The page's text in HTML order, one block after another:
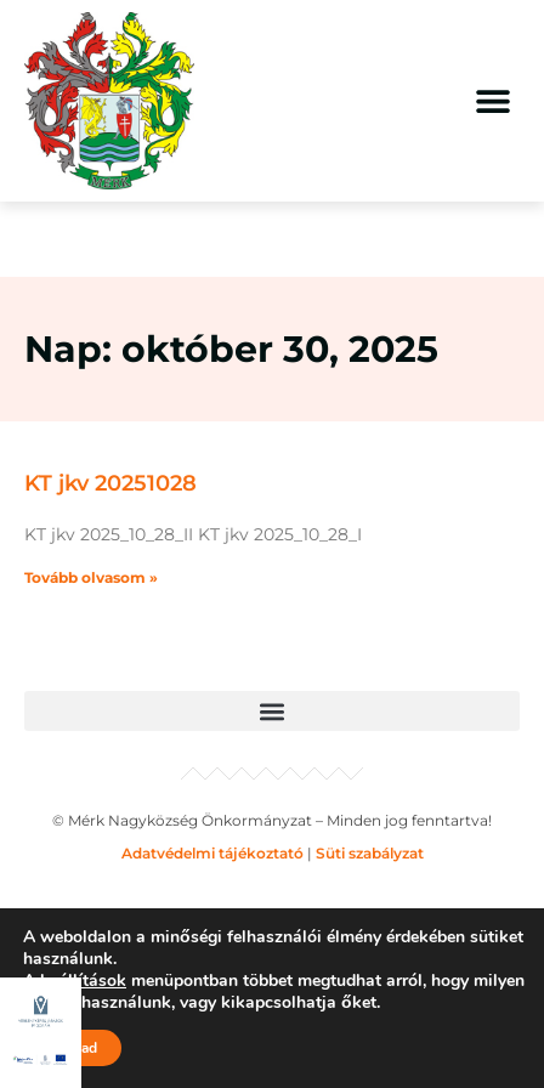
Nap: október 30, 2025
KT jkv 20251028
KT jkv 2025_10_28_II KT jkv 2025_10_28_I
Tovább olvasom »
© Mérk Nagyközség Önkormányzat – Minden jog fenntartva!
Adatvédelmi tájékoztató| Süti szabályzat
A weboldalon a minőségi felhasználói élmény érdekében sütiket
használunk.
Abeállítások menüpontban többet megtudhat arról, hogy milyen
sütiket használunk, vagy kikapcsolhatja őket.
Elfogad